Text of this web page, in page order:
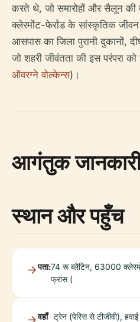
करते थे, जो समारोहों और सैलून की
क्लेरमोंट-फेर्रांड के सांस्कृतिक
आसपास का जिला पुरानी दुकानों,
जो शहरी जीवंतता की इस परंपरा
ऑवरग्ने वोल्केन्स)।
आगंतुक
स्थान और पहुँच
पता:74 रू ब्लैटिन, 63000
फ्रांस (
वहाँ ट्रेन (पेरिस से टीजीवी),